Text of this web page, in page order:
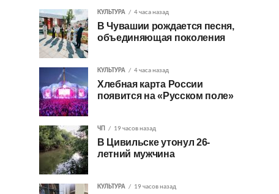
КУЛЬТУРА 4 часа назад
В Чувашии рождается песня,
объединяющая поколения
КУЛЬТУРА 4 часа назад
Хлебная карта России
появится на «Русском поле»
ЧП 19 часов назад
В Цивильске утонул 26-
летний мужчина
КУЛЬТУРА 19 часов назад